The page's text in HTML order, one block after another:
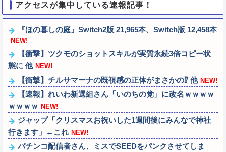
アクセスが集中している速報記事！
『ほの暮しの庭』Switch2版 21,965本、Switch版 12,458本
NEW!
【衝撃】ツクモのショットスキルが実質永続3倍コピー状
態に 他 NEW!
【衝撃】チルサマーナの既視感の正体がまさかの⁉️ 他 NEW!
【速報】れいわ新選組さん「いのちの党」に改名ｗｗｗｗ
ｗｗｗｗ NEW!
ジャップ「クリスマスお祝いした1週間後にみんなで神社
行きます」←これ NEW!
パチンコ配信者さん、ミスでSEEDをパンクさせてしま